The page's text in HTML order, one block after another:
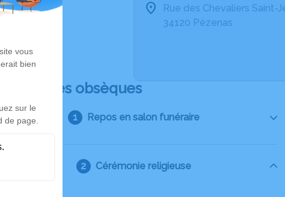
Rue des Chevaliers Saint-
34120 Pézenas
des obsèques
Repos en salon funéraire
Cérémonie religieuse